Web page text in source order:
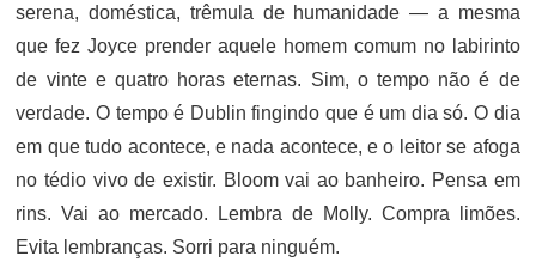
serena, doméstica, trêmula de humanidade — a mesma
que fez Joyce prender aquele homem comum no labirinto
de vinte e quatro horas eternas. Sim, o tempo não é de
verdade. O tempo é Dublin fingindo que é um dia só. O dia
em que tudo acontece, e nada acontece, e o leitor se afoga
no tédio vivo de existir. Bloom vai ao banheiro. Pensa em
rins. Vai ao mercado. Lembra de Molly. Compra limões.
Evita lembranças. Sorri para ninguém.